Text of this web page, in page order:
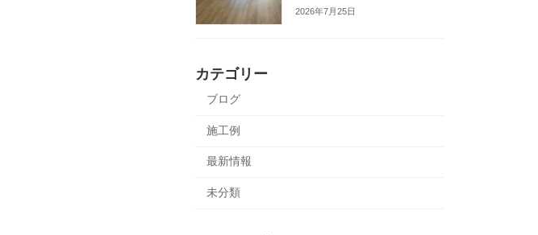
2026年7月25日
カテゴリー
ブログ
施工例
最新情報
未分類